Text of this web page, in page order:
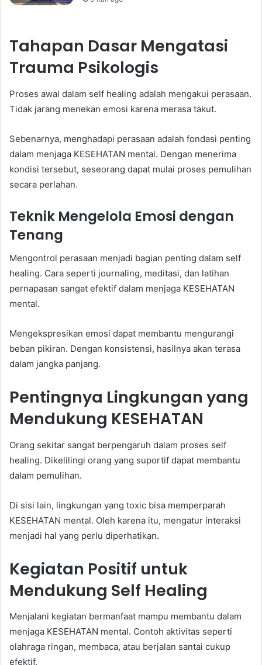
Tahapan Dasar Mengatasi
Trauma Psikologis
Proses awal dalam self healing adalah mengakui perasaan.
Tidak jarang menekan emosi karena merasa takut.
Sebenarnya, menghadapi perasaan adalah fondasi penting
dalam menjaga KESEHATAN mental. Dengan menerima
kondisi tersebut, seseorang dapat mulai proses pemulihan
secara perlahan.
Teknik Mengelola Emosi dengan
Tenang
Mengontrol perasaan menjadi bagian penting dalam self
healing. Cara seperti journaling, meditasi, dan latihan
pernapasan sangat efektif dalam menjaga KESEHATAN
mental.
Mengekspresikan emosi dapat membantu mengurangi
beban pikiran. Dengan konsistensi, hasilnya akan terasa
dalam jangka panjang.
Pentingnya Lingkungan yang
Mendukung KESEHATAN
Orang sekitar sangat berpengaruh dalam proses self
healing. Dikelilingi orang yang suportif dapat membantu
dalam pemulihan.
Di sisi lain, lingkungan yang toxic bisa memperparah
KESEHATAN mental. Oleh karena itu, mengatur interaksi
menjadi hal yang perlu diperhatikan.
Kegiatan Positif untuk
Mendukung Self Healing
Menjalani kegiatan bermanfaat mampu membantu dalam
menjaga KESEHATAN mental. Contoh aktivitas seperti
olahraga ringan, membaca, atau berjalan santai cukup
efektif.